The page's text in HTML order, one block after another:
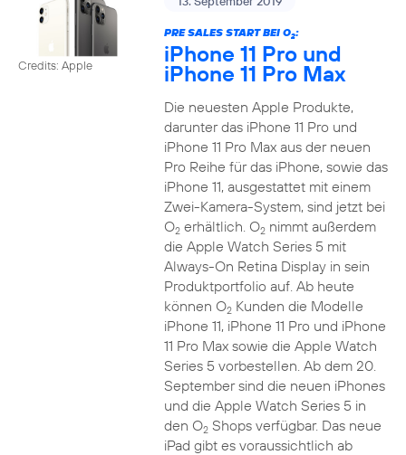
Credits: Apple
PRE SALES START BEI O2:
iPhone 11 Pro und
iPhone 11 Pro Max
Die neuesten Apple Produkte,
darunter das iPhone 11 Pro und
iPhone 11 Pro Max aus der neuen
Pro Reihe für das iPhone, sowie das
iPhone 11, ausgestattet mit einem
Zwei-Kamera-System, sind jetzt bei
O2erhältlich. O2nimmt außerdem
die Apple Watch Series 5 mit
Always-On Retina Display in sein
Produktportfolio auf. Ab heute
können O2Kunden die Modelle
iPhone 11, iPhone 11 Pro und iPhone
11 Pro Max sowie die Apple Watch
Series 5 vorbestellen. Ab dem 20.
September sind die neuen iPhones
und die Apple Watch Series 5 in
den O2Shops verfügbar. Das neue
iPad gibt es voraussichtlich ab